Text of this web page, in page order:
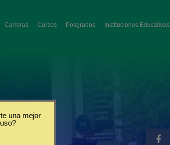
Carreras Cursos Posgrados Instituciones Educativas
una mejor